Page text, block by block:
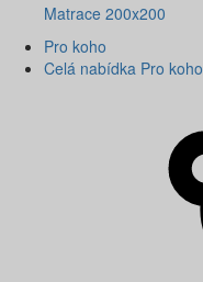
Matrace 200x200
Pro koho
Celá nabídka Pro koho